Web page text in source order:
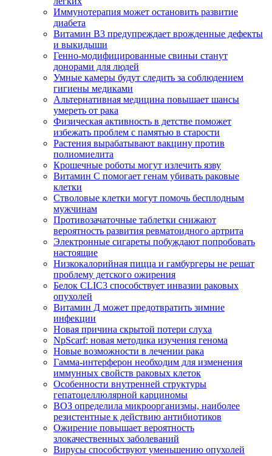
Иммунотерапия может остановить развитие
диабета
Витамин В3 предупреждает врожденные дефекты
и выкидыши
Генно-модифицированные свиньи станут
донорами для людей
Умные камеры будут следить за соблюдением
гигиены медиками
Альтернативная медицина повышает шансы
умереть от рака
Физическая активность в детстве поможет
избежать проблем с памятью в старости
Растения вырабатывают вакцину против
полиомиелита
Крошечные роботы могут излечить язву
Витамин С помогает генам убивать раковые
клетки
Стволовые клетки могут помочь бесплодным
мужчинам
Противозачаточные таблетки снижают
вероятность развития ревматоидного артрита
Электронные сигареты побуждают попробовать
настоящие
Низкокалорийная пицца и гамбургеры не решат
проблему детского ожирения
Белок CLIC3 способствует инвазии раковых
опухолей
Витамин Д может предотвратить зимние
инфекции
Новая причина скрытой потери слуха
NpScarf: новая методика изучения генома
Новые возможности в лечении рака
Гамма-интерферон необходим для изменения
иммунных свойств раковых клеток
Особенности внутренней структуры
гепатоцеллюлярной карциномы
ВОЗ определила микроорганизмы, наиболее
резистентные к действию антибиотиков
Ожирение повышает вероятность
злокачественных заболеваний
Вирусы способствуют уменьшению опухолей